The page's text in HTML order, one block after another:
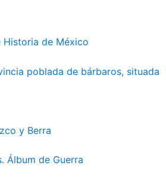
Historia de México
poblada de bárbaros, situada
y Berra
Álbum de Guerra